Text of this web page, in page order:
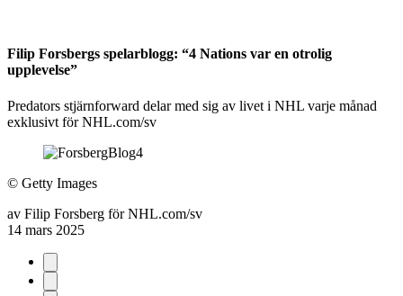
Filip Forsbergs spelarblogg: “4 Nations var en otrolig
upplevelse”
Predators stjärnforward delar med sig av livet i NHL varje månad
exklusivt för NHL.com/sv
© Getty Images
av Filip Forsberg för NHL.com/sv
14 mars 2025